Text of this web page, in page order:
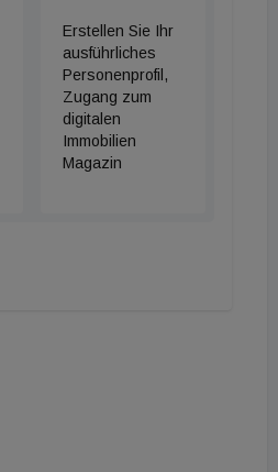
Erstellen Sie Ihr
ausführliches
Personenprofil,
Zugang zum
digitalen
Immobilien
Magazin